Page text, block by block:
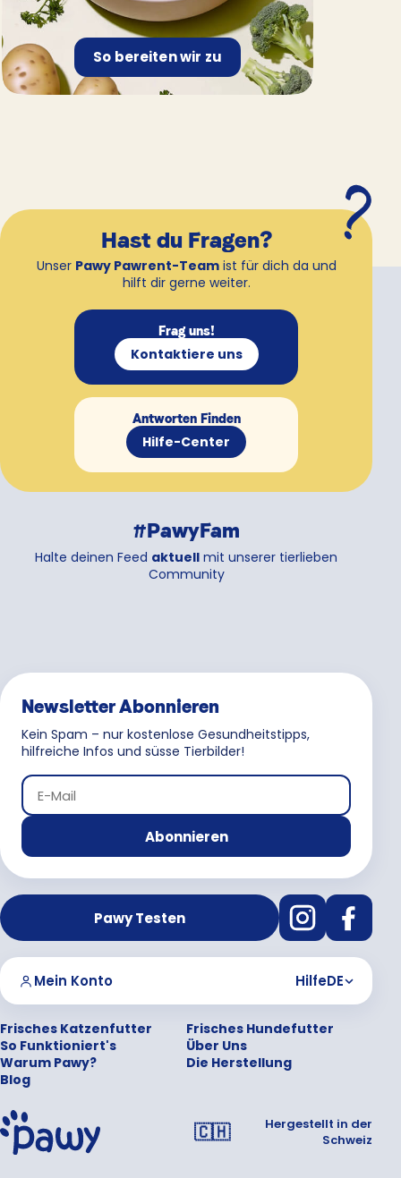
So bereiten wir zu
Hast du Fragen?
Unser Pawy Pawrent-Teamist für dich da und
hilft dir gerne weiter.
Frag uns!
Kontaktiere uns
Antworten Finden
Hilfe-Center
#PawyFam
Halte deinen Feed aktuell mit unserer tierlieben
Community
Mein Konto HilfeDE
Pawy Testen
🇨🇭
Hergestellt in der
Schweiz
Frisches Katzenfutter
So Funktioniert's
Warum Pawy?
Blog
Frisches Hundefutter
Über Uns
Die Herstellung
Newsletter Abonnieren
Kein Spam – nur kostenlose Gesundheitstipps,
hilfreiche Infos und süsse Tierbilder!
E-Mail
Abonnieren